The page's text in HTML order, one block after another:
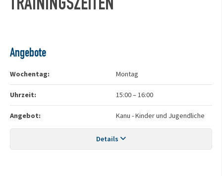
TRAININGSZEITEN
Angebote
Wochentag: Montag
Uhrzeit: 15:00–16:00
Angebot: Kanu - Kinder und Jugendliche
Details